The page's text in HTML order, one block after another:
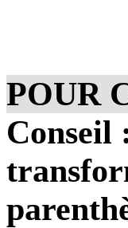
POUR
Conseil